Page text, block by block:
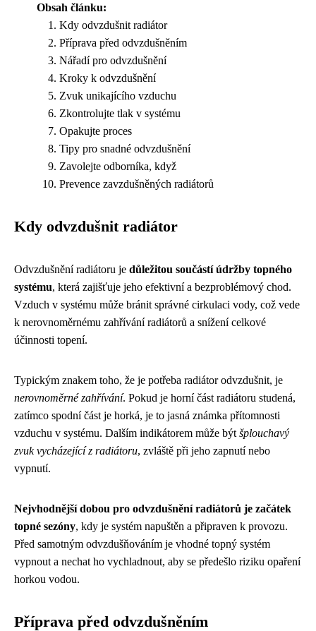
Obsah článku:
Kdy odvzdušnit radiátor
Příprava před odvzdušněním
Nářadí pro odvzdušnění
Kroky k odvzdušnění
Zvuk unikajícího vzduchu
Zkontrolujte tlak v systému
Opakujte proces
Tipy pro snadné odvzdušnění
Zavolejte odborníka, když
Prevence zavzdušněných radiátorů
Kdy odvzdušnit radiátor
Odvzdušnění radiátoru je důležitou součástí údržby topného
systému, která zajišťuje jeho efektivní a bezproblémový chod.
Vzduch v systému může bránit správné cirkulaci vody, což vede
k nerovnoměrnému zahřívání radiátorů a snížení celkové
účinnosti topení.
Typickým znakem toho, že je potřeba radiátor odvzdušnit, je
nerovnoměrné zahřívání. Pokud je horní část radiátoru studená,
zatímco spodní část je horká, je to jasná známka přítomnosti
vzduchu v systému. Dalším indikátorem může být šplouchavý
zvuk vycházející z radiátoru, zvláště při jeho zapnutí nebo
vypnutí.
Nejvhodnější dobou pro odvzdušnění radiátorů je začátek
topné sezóny, kdy je systém napuštěn a připraven k provozu.
Před samotným odvzdušňováním je vhodné topný systém
vypnout a nechat ho vychladnout, aby se předešlo riziku opaření
horkou vodou.
Příprava před odvzdušněním